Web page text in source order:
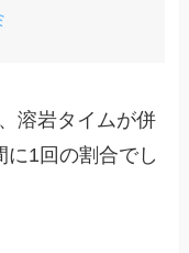
溶岩タイムが併
1回の割合でし